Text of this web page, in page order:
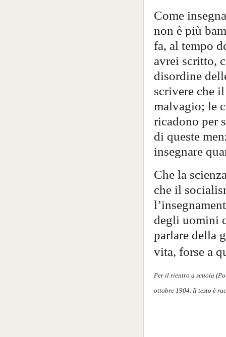
Come
non è più
fa, al tempo
avrei scritto,
disordine
scrivere che
malvagio; le
ricadono per
di queste
insegnare
Che la
che il
degli uomini
parlare della
vita, forse a
Per il rientro a scuola
ottobre 1904. Il testo è